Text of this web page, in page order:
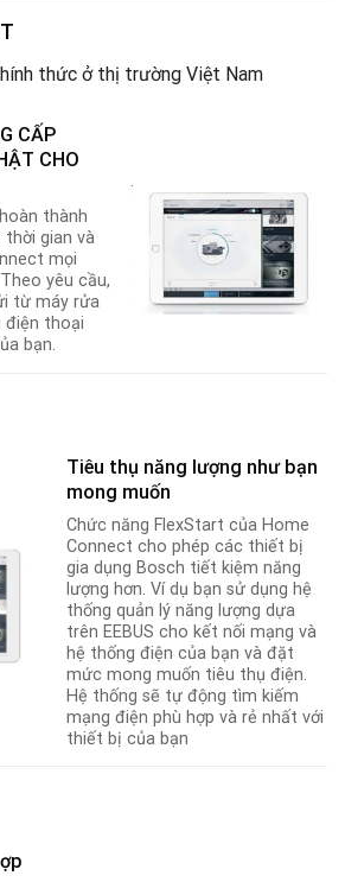
thức ở thị trường Việt Nam
CẤP
CHO
thành
gian và
mọi
yêu cầu,
từ máy rửa
điện thoại
bạn.
.
Tiêu thụ năng lượng như bạn
mong muốn
Chức năng FlexStart của Home
Connect cho phép các thiết bị
gia dụng Bosch tiết kiệm năng
lượng hơn. Ví dụ bạn sử dụng hệ
thống quản lý năng lượng dựa
trên EEBUS cho kết nối mạng và
hệ thống điện của bạn và đặt
mức mong muốn tiêu thụ điện.
Hệ thống sẽ tự động tìm kiếm
mạng điện phù hợp và rẻ nhất với
thiết bị của bạn